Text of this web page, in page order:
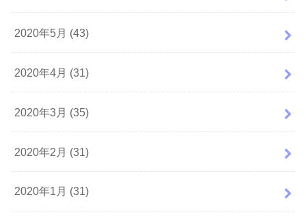
2020年5月 (43)
2020年4月 (31)
2020年3月 (35)
2020年2月 (31)
2020年1月 (31)